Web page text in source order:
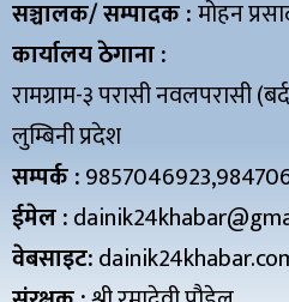
सञ्चालक/ सम्पादक :मोहन
कार्यालय ठेगाना :
रामग्राम-३ परासी नवलपरासी
लुम्बिनी प्रदेश
सम्पर्क :
ईमेल :
वेबसाइट: